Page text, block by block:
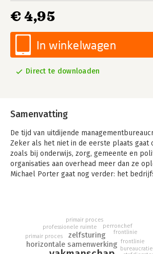
€ 4,95
In winkelwagen
Direct te downloaden
Samenvatting
De tijd van uitdijende
Zeker als het niet in de eerste plaats gaat
zoals bij onderwijs, zorg, gemeente en
organisaties aan overhead meer dan ze
Michael Porter gaat nog verder: het
weet elke vakman (m/v). We keren weer
primaat van de ‘werkgemeenschap’, waar
samenwerken. Het concept 'organisatie'
horizontale samenwerking
zelfsturing
professionele ruimte
primair proces
perronchef
frontlinie
bureaucratie
primair proces
frontlinie